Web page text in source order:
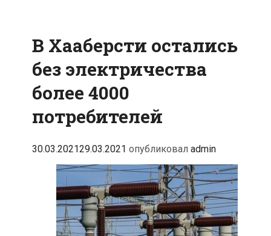
В Хааберсти остались
без электричества
более 4000
потребителей
30.03.202129.03.2021 опубликовал admin